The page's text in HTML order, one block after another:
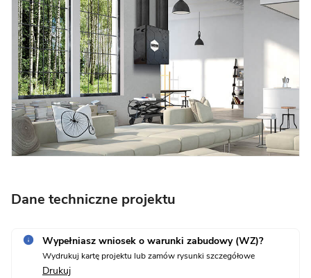
Dane techniczne projektu
Wypełniasz wniosek o warunki zabudowy (WZ)?
Wydrukuj kartę projektu lub zamów rysunki szczegółowe
Drukuj